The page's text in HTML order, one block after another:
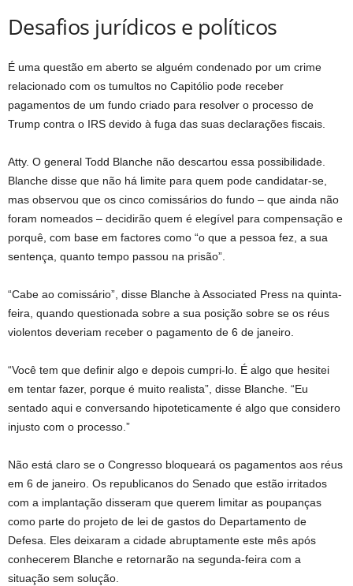
Desafios jurídicos e políticos
É uma questão em aberto se alguém condenado por um crime
relacionado com os tumultos no Capitólio pode receber
pagamentos de um fundo criado para resolver o processo de
Trump contra o IRS devido à fuga das suas declarações fiscais.
Atty. O general Todd Blanche não descartou essa possibilidade.
Blanche disse que não há limite para quem pode candidatar-se,
mas observou que os cinco comissários do fundo – que ainda não
foram nomeados – decidirão quem é elegível para compensação e
porquê, com base em factores como “o que a pessoa fez, a sua
sentença, quanto tempo passou na prisão”.
“Cabe ao comissário”, disse Blanche à Associated Press na quinta-
feira, quando questionada sobre a sua posição sobre se os réus
violentos deveriam receber o pagamento de 6 de janeiro.
“Você tem que definir algo e depois cumpri-lo. É algo que hesitei
em tentar fazer, porque é muito realista”, disse Blanche. “Eu
sentado aqui e conversando hipoteticamente é algo que considero
injusto com o processo.”
Não está claro se o Congresso bloqueará os pagamentos aos réus
em 6 de janeiro. Os republicanos do Senado que estão irritados
com a implantação disseram que querem limitar as poupanças
como parte do projeto de lei de gastos do Departamento de
Defesa. Eles deixaram a cidade abruptamente este mês após
conhecerem Blanche e retornarão na segunda-feira com a
situação sem solução.